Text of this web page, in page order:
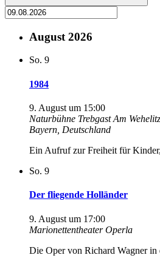
August 2026
So. 9
1984
9. August um 15:00
Naturbühne TrebgastAm
Bayern, Deutschland
Ein Aufruf zur Freiheit für
So. 9
Der fliegende Holländer
9. August um 17:00
Marionettentheater Operla
Die Oper von Richard Wagner in